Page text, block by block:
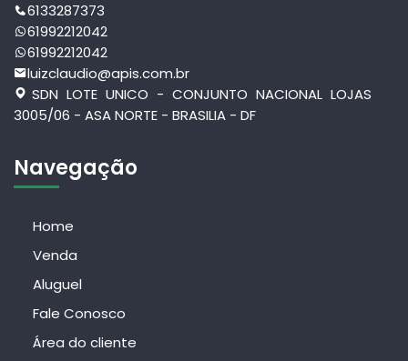
6133287373
61992212042
61992212042
luizclaudio@apis.com.br
SDN LOTE UNICO - CONJUNTO NACIONAL LOJAS
3005/06 - ASA NORTE - BRASILIA - DF
Navegação
Home
Venda
Aluguel
Fale Conosco
Área do cliente